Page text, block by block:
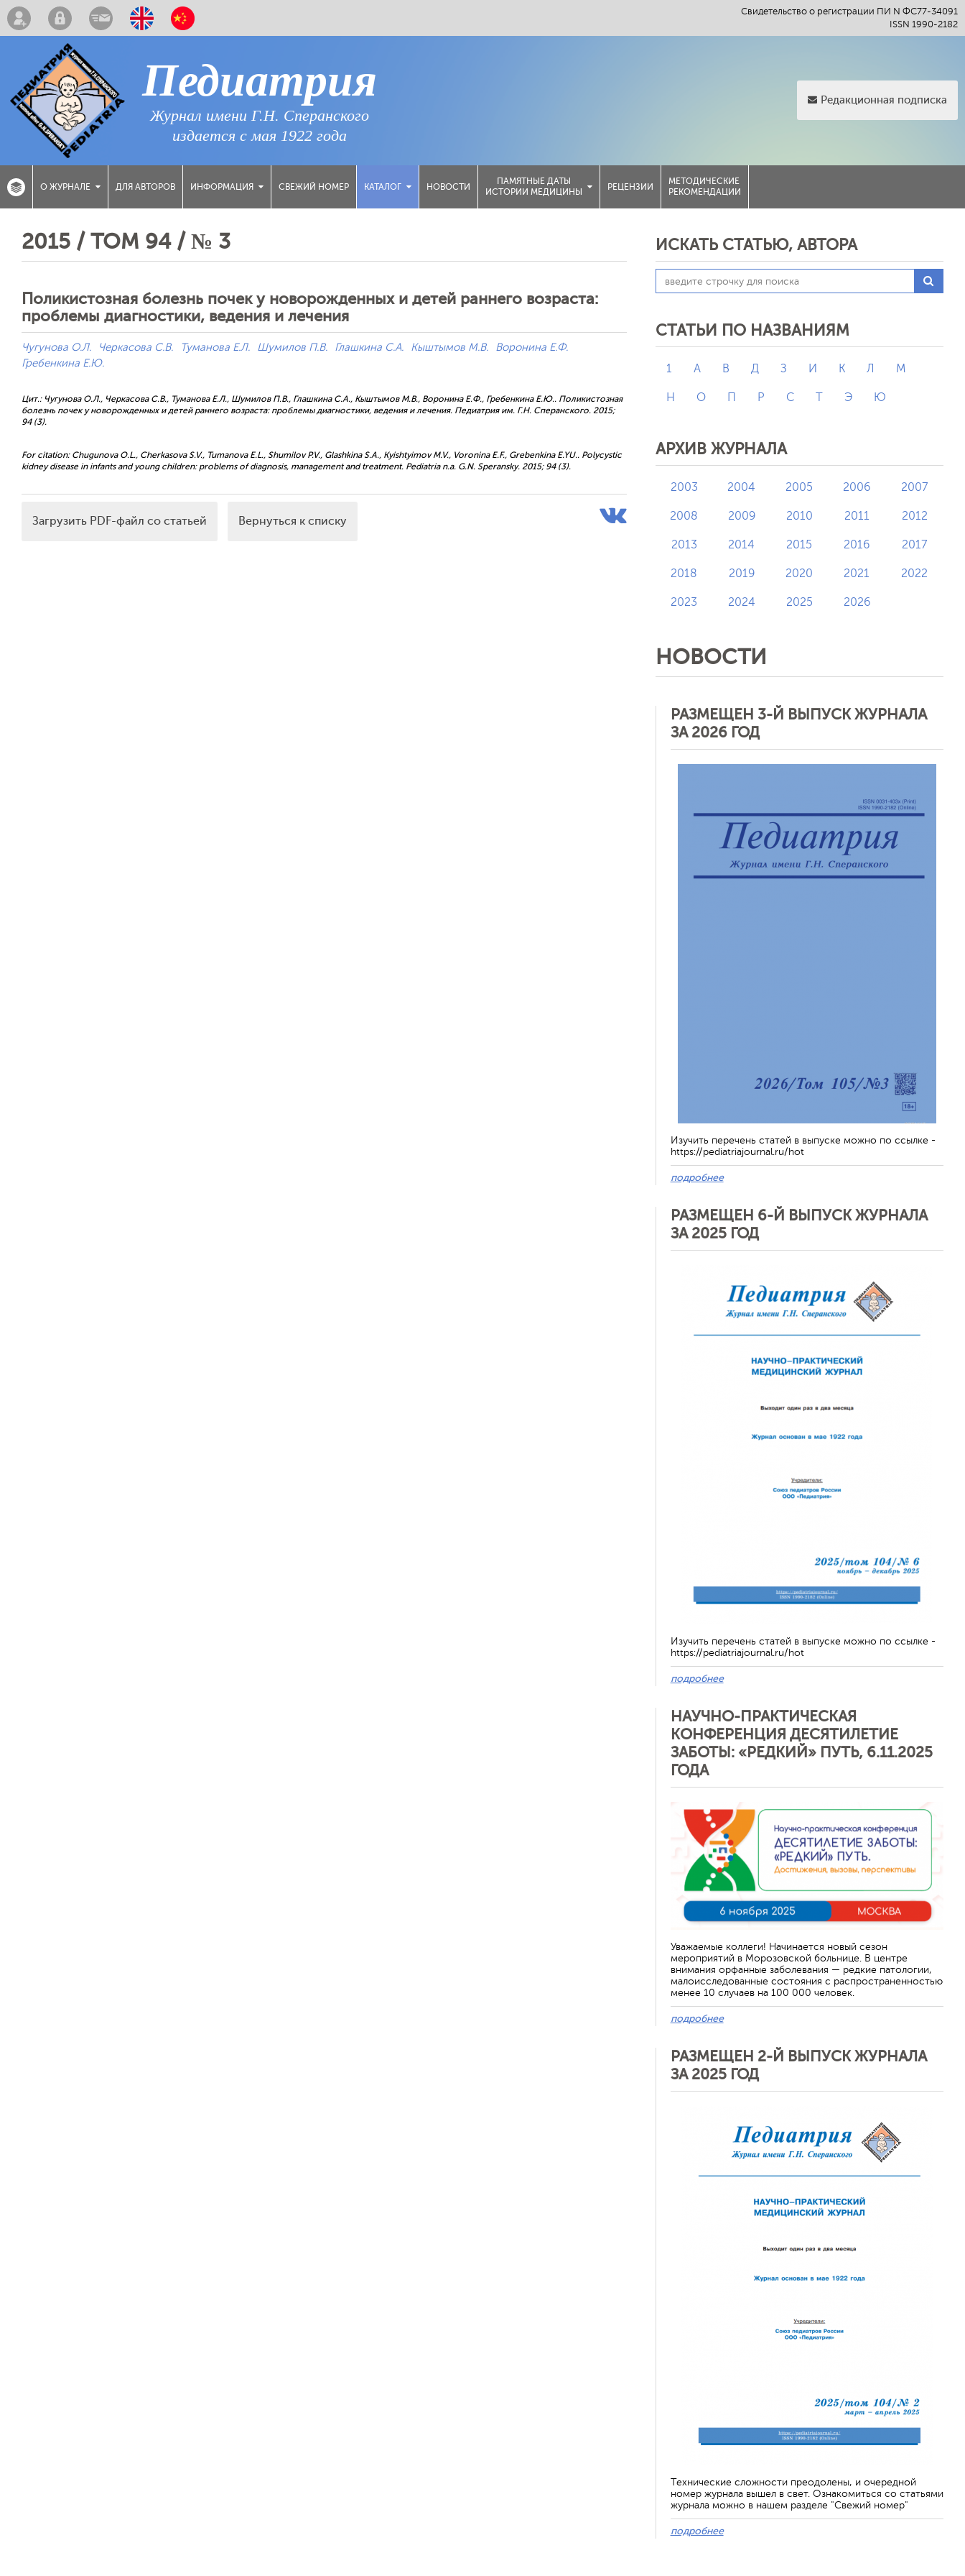
Свидетельство о регистрации ПИ N ФС77-34091
ISSN 1990-2182
Педиатрия
Журнал имени Г.Н. Сперанского
издается с мая 1922 года
Редакционная подписка
О ЖУРНАЛЕ ДЛЯ АВТОРОВ ИНФОРМАЦИЯ СВЕЖИЙ НОМЕР КАТАЛОГ НОВОСТИ
ПАМЯТНЫЕ ДАТЫ
ИСТОРИИ МЕДИЦИНЫ
РЕЦЕНЗИИ
МЕТОДИЧЕСКИЕ
РЕКОМЕНДАЦИИ
2015 / ТОМ 94 / № 3
Поликистозная болезнь почек у новорожденных и детей раннего возраста:
проблемы диагностики, ведения и лечения
Чугунова О.Л. Черкасова С.В. Туманова Е.Л. Шумилов П.В. Глашкина С.А. Кыштымов М.В.
Воронина Е.Ф.
Гребенкина Е.Ю.
Цит.: Чугунова О.Л., Черкасова С.В., Туманова Е.Л., Шумилов П.В., Глашкина С.А., Кыштымов М.В., Воронина Е.Ф., Гребенкина Е.Ю.. Поликистозная
болезнь почек у новорожденных и детей раннего возраста: проблемы диагностики, ведения и лечения. Педиатрия им. Г.Н. Сперанского. 2015;
94 (3).
For citation: Chugunova O.L., Cherkasova S.V., Tumanova E.L., Shumilov P.V., Glashkina S.A., Kyishtyimov M.V., Voronina E.F., Grebenkina E.YU.. Polycystic
kidney disease in infants and young children: problems of diagnosis, management and treatment. Pediatria n.a. G.N. Speransky. 2015; 94 (3).
Загрузить PDF-файл со статьей Вернуться к списку
ИСКАТЬ СТАТЬЮ, АВТОРА
СТАТЬИ ПО НАЗВАНИЯМ
1 А В Д З И К Л М
Н О П Р С Т Э Ю
АРХИВ ЖУРНАЛА
2003 2004 2005 2006 2007
2008 2009 2010 2011 2012
2013 2014 2015 2016 2017
2018 2019 2020 2021 2022
2023 2024 2025 2026
НОВОСТИ
РАЗМЕЩЕН 3-Й ВЫПУСК ЖУРНАЛА
ЗА 2026 ГОД
Изучить перечень статей в выпуске можно по ссылке -
https://pediatriajournal.ru/hot
подробнее
РАЗМЕЩЕН 6-Й ВЫПУСК ЖУРНАЛА
ЗА 2025 ГОД
Изучить перечень статей в выпуске можно по ссылке -
https://pediatriajournal.ru/hot
подробнее
НАУЧНО-ПРАКТИЧЕСКАЯ
КОНФЕРЕНЦИЯ ДЕСЯТИЛЕТИЕ
ЗАБОТЫ: «РЕДКИЙ» ПУТЬ, 6.11.2025
ГОДА
Уважаемые коллеги! Начинается новый сезон
мероприятий в Морозовской больнице. В центре
внимания орфанные заболевания — редкие патологии,
малоисследованные состояния с распространенностью
менее 10 случаев на 100 000 человек.
подробнее
РАЗМЕЩЕН 2-Й ВЫПУСК ЖУРНАЛА
ЗА 2025 ГОД
Технические сложности преодолены, и очередной
номер журнала вышел в свет. Ознакомиться со статьями
журнала можно в нашем разделе "Свежий номер"
подробнее
Отменить